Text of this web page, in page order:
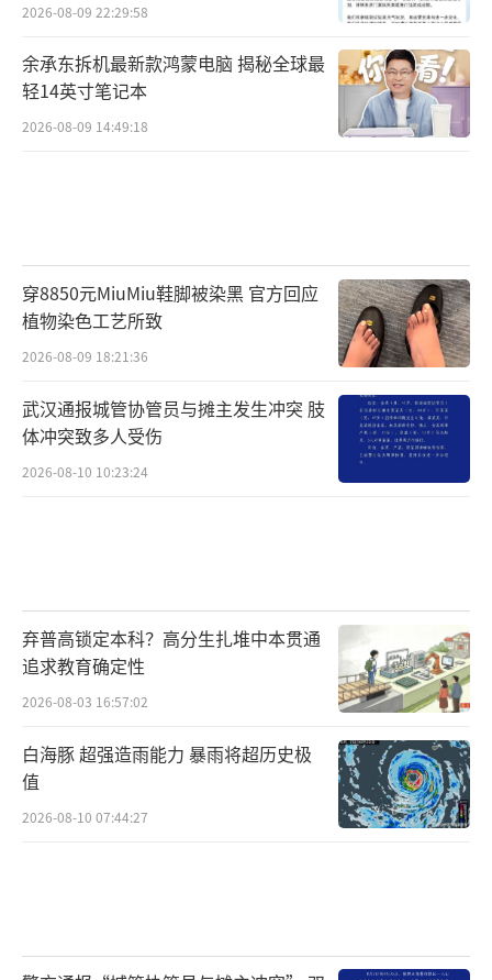
2026-08-09 22:29:58
余承东拆机最新款鸿蒙电脑 揭秘全球最
轻14英寸笔记本
2026-08-09 14:49:18
穿8850元MiuMiu鞋脚被染黑 官方回应
植物染色工艺所致
2026-08-09 18:21:36
武汉通报城管协管员与摊主发生冲突 肢
体冲突致多人受伤
2026-08-10 10:23:24
弃普高锁定本科？高分生扎堆中本贯通
追求教育确定性
2026-08-03 16:57:02
白海豚 超强造雨能力 暴雨将超历史极
值
2026-08-10 07:44:27